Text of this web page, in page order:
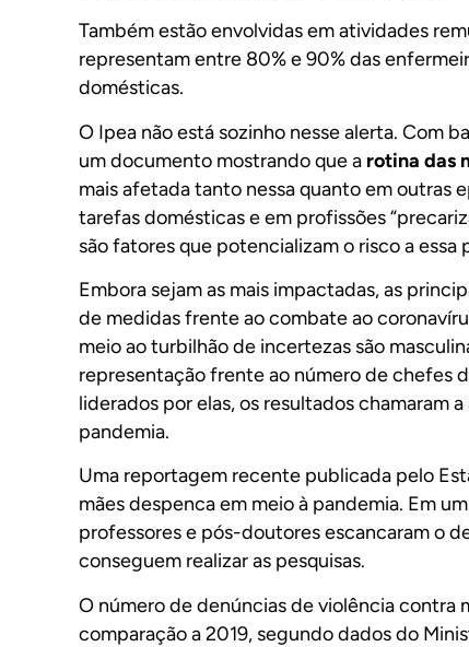
Também estão envolvidas em atividades
representam entre 80% e 90% das
domésticas.
O Ipea não está sozinho nesse alerta. Com
um documento mostrando que a rotina das
mais afetada tanto nessa quanto em outras
tarefas domésticas e em profissões
são fatores que potencializam o risco a essa
Embora sejam as mais impactadas, as
de medidas frente ao combate ao
meio ao turbilhão de incertezas são
representação frente ao número de chefes
liderados por elas, os resultados chamaram
pandemia.
Uma reportagem recente publicada pelo
mães despenca em meio à pandemia. Em
professores e pós-doutores escancaram o
conseguem realizar as pesquisas.
O número de denúncias de violência contra
comparação a 2019, segundo dados do